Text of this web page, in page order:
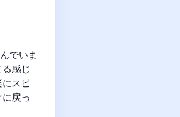
でいま
感じ
にスピ
戻っ